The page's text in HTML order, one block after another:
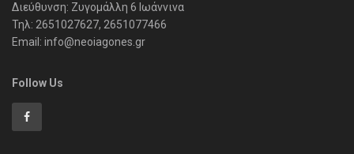
Διεύθυνση: Ζυγομάλλη 6 Ιωάννινα
Τηλ: 2651027627, 2651077466
Email: info@neoiagones.gr
Follow Us